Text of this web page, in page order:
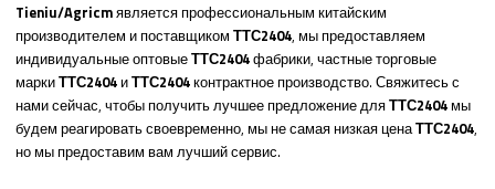
Tieniu/Agricmявляется профессиональным китайским
производителем и поставщикомТТС2404, мы предоставляем
индивидуальные оптовыеТТС2404фабрики, частные торговые
маркиТТС2404иТТС2404контрактное производство. Свяжитесь с
нами сейчас, чтобы получить лучшее предложение дляТТС2404мы
будем реагировать своевременно, мы не самая низкая ценаТТС2404,
но мы предоставим вам лучший сервис.